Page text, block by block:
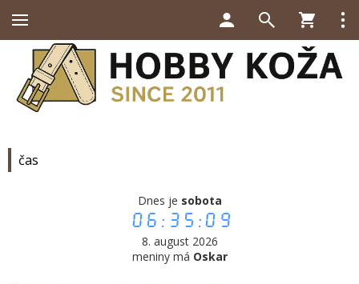
čas
Dnes je sobota
06:35:09
8. august 2026
meniny má Oskar